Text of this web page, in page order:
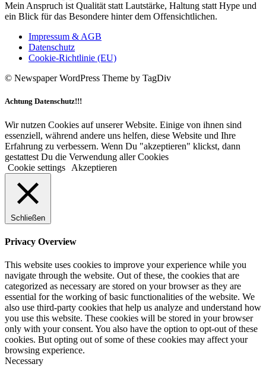
Mein Anspruch ist Qualität statt Lautstärke, Haltung statt Hype und
ein Blick für das Besondere hinter dem Offensichtlichen.
Impressum & AGB
Datenschutz
Cookie-Richtlinie (EU)
© Newspaper WordPress Theme by TagDiv
Achtung Datenschutz!!!
Wir nutzen Cookies auf unserer Website. Einige von ihnen sind
essenziell, während andere uns helfen, diese Website und Ihre
Erfahrung zu verbessern. Wenn Du "akzeptieren" klickst, dann
gestattest Du die Verwendung aller Cookies
Cookie settings
Akzeptieren
Schließen
Privacy Overview
This website uses cookies to improve your experience while you
navigate through the website. Out of these, the cookies that are
categorized as necessary are stored on your browser as they are
essential for the working of basic functionalities of the website. We
also use third-party cookies that help us analyze and understand how
you use this website. These cookies will be stored in your browser
only with your consent. You also have the option to opt-out of these
cookies. But opting out of some of these cookies may affect your
browsing experience.
Necessary